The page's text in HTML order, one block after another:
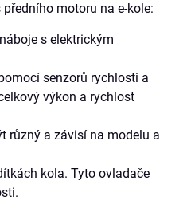
motoru na e-kole:
s elektrickým
senzorů rychlosti a
výkon a rychlost
různý a závisí na modelu a
kola. Tyto ovladače